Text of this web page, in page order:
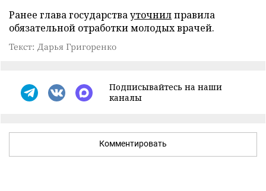
Ранее глава государствауточнилправила
обязательной отработки молодых врачей.
Текст: Дарья Григоренко
Подписывайтесь на наши
каналы
Комментировать